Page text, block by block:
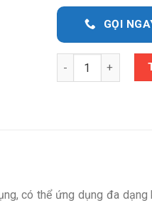
GỌI
Quantity
có thể ứng dụng đa dạng